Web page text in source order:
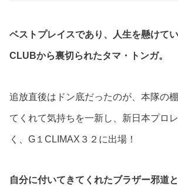
ベストプレイスであり、人生を懸けて
CLUBから裏切られたタマ・トンガ。
追放直後はドン底だったのが、本隊の
てくれて気持ちを一新し、新日本プロ
く、G１CLIMAX３２に出場！
自分に付いてきてくれたブラザー邪道